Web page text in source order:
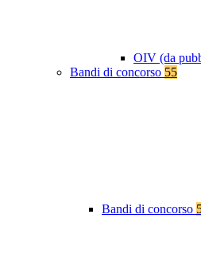
OIV (da
Bandi di concorso 55
Bandi di concorso